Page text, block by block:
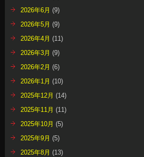
2026年6月 (9)
2026年5月 (9)
2026年4月 (11)
2026年3月 (9)
2026年2月 (6)
2026年1月 (10)
2025年12月 (14)
2025年11月 (11)
2025年10月 (5)
2025年9月 (5)
2025年8月 (13)